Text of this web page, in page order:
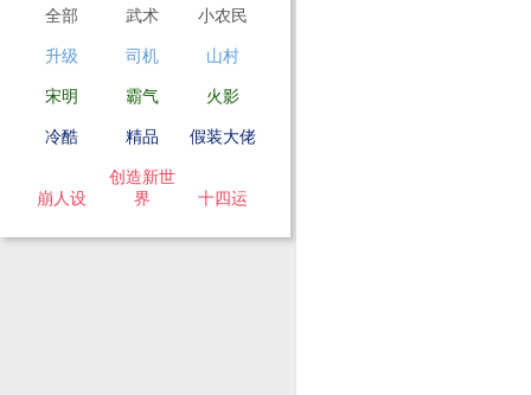
全部 武术 小农民
升级 司机 山村
宋明 霸气 火影
冷酷 精品 假装大佬
崩人设
创造新世
界
十四运